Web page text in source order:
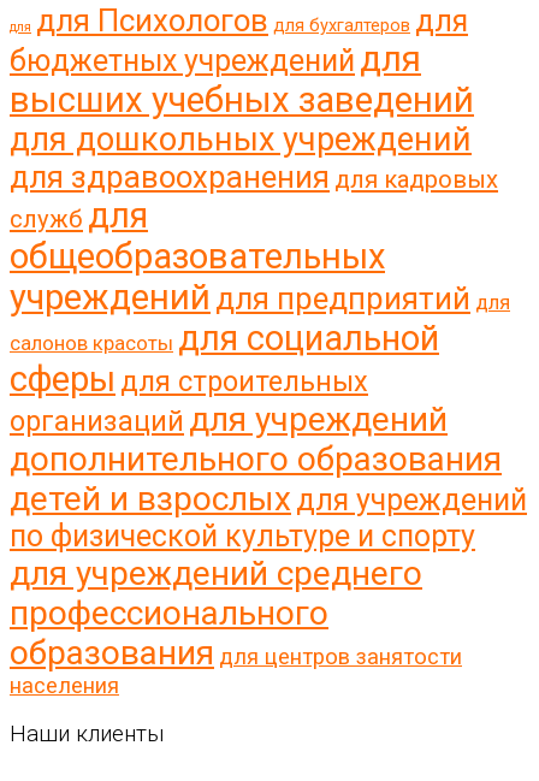
для для Психологов для бухгалтеров для
бюджетных учреждений для
высших учебных заведений
для дошкольных учреждений
для здравоохранения для кадровых
служб для
общеобразовательных
учреждений для предприятий для
салонов красоты для социальной
сферы для строительных
организаций для учреждений
дополнительного образования
детей и взрослых для учреждений
по физической культуре и спорту
для учреждений среднего
профессионального
образования для центров занятости
населения
Наши клиенты